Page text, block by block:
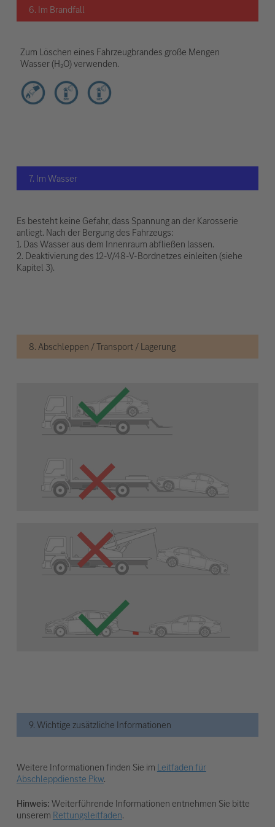
6. Im Brandfall
Zum Löschen eines Fahrzeugbrandes große Mengen
Wasser (H₂O) verwenden.
7. Im Wasser
Es besteht keine Gefahr, dass Spannung an der Karosserie
anliegt. Nach der Bergung des Fahrzeugs:
1. Das Wasser aus dem Innenraum abfließen lassen.
2. Deaktivierung des 12-V/48-V-Bordnetzes einleiten (siehe
Kapitel 3).
8. Abschleppen / Transport / Lagerung
9. Wichtige zusätzliche Informationen
Weitere Informationen finden Sie im Leitfaden für
Abschleppdienste Pkw.
Hinweis:Weiterführende Informationen entnehmen Sie bitte
unserem Rettungsleitfaden.